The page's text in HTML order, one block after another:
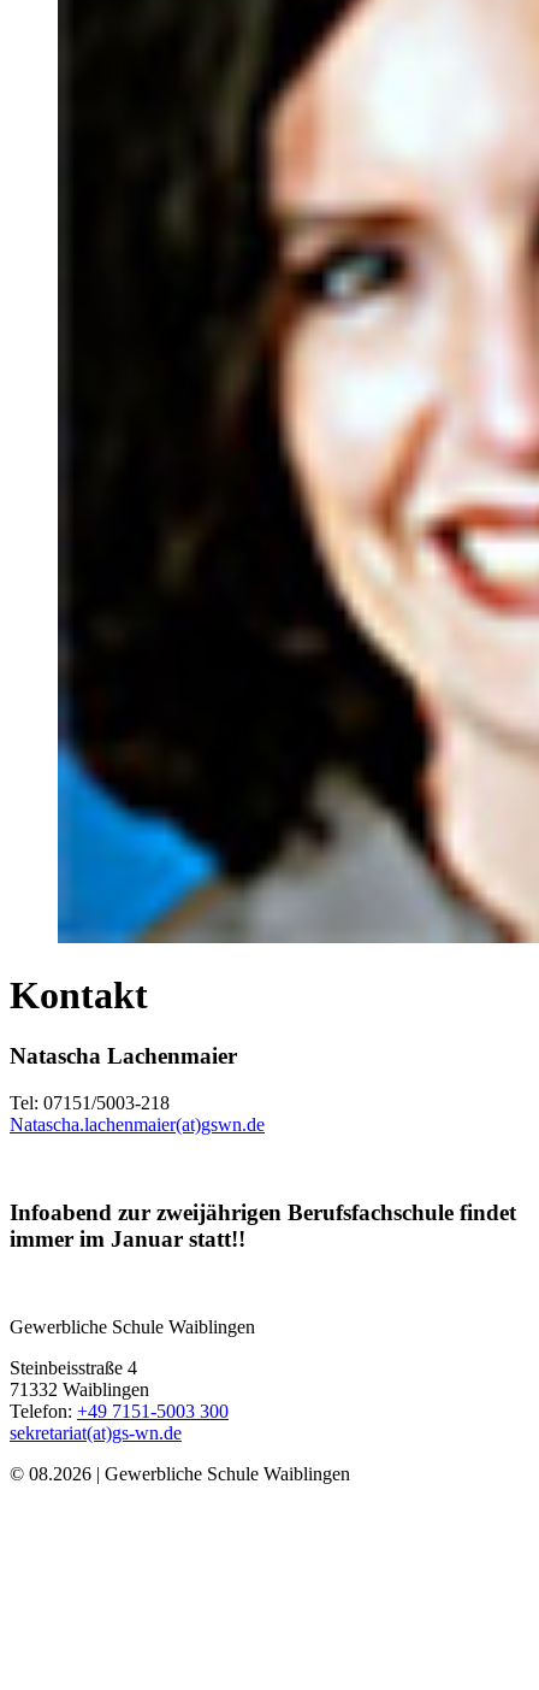
Kontakt
Natascha Lachenmaier
Tel: 07151/5003-218
Natascha.lachenmaier(at)gswn.de
Infoabend zur zweijährigen Berufsfachschule findet
immer im Januar statt!!
Gewerbliche Schule Waiblingen
Steinbeisstraße 4
71332 Waiblingen
Telefon: +49 7151-5003 300
sekretariat(at)gs-wn.de
© 08.2026 | Gewerbliche Schule Waiblingen